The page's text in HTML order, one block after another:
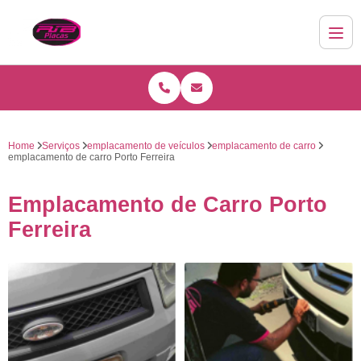
Home Serviços emplacamento de veículos
emplacamento de carro
emplacamento de carro Porto Ferreira
Emplacamento de Carro Porto
Ferreira